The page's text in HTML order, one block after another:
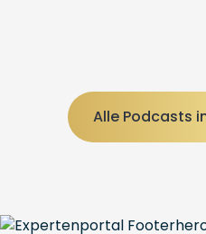
Alle Podcasts